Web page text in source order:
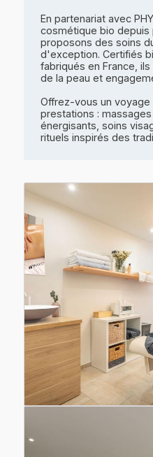
En partenariat avec
cosmétique bio depuis
proposons des soins
d'exception. Certifiés
fabriqués en France,
de la peau et
Offrez-vous un
prestations :
énergisants, soins
rituels inspirés des